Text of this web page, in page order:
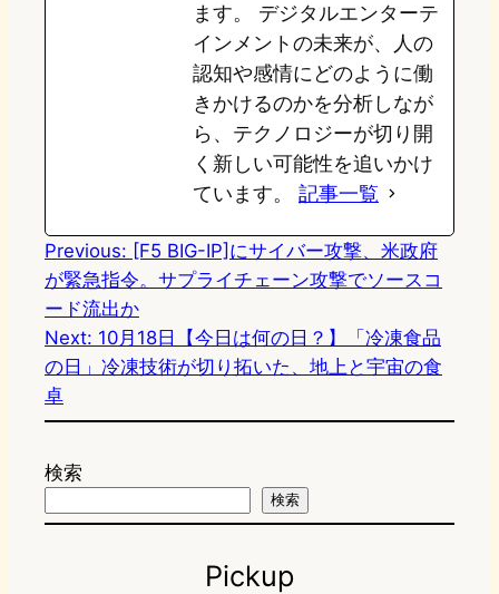
ます。 デジタルエンターテ
インメントの未来が、人の
認知や感情にどのように働
きかけるのかを分析しなが
ら、テクノロジーが切り開
く新しい可能性を追いかけ
ています。 記事一覧
Previous: [F5 BIG-IP]にサイバー攻撃、米政府
が緊急指令。サプライチェーン攻撃でソースコ
ード流出か
Next: 10月18日【今日は何の日？】「冷凍食品
の日」冷凍技術が切り拓いた、地上と宇宙の食
卓
検索
検索
Pickup